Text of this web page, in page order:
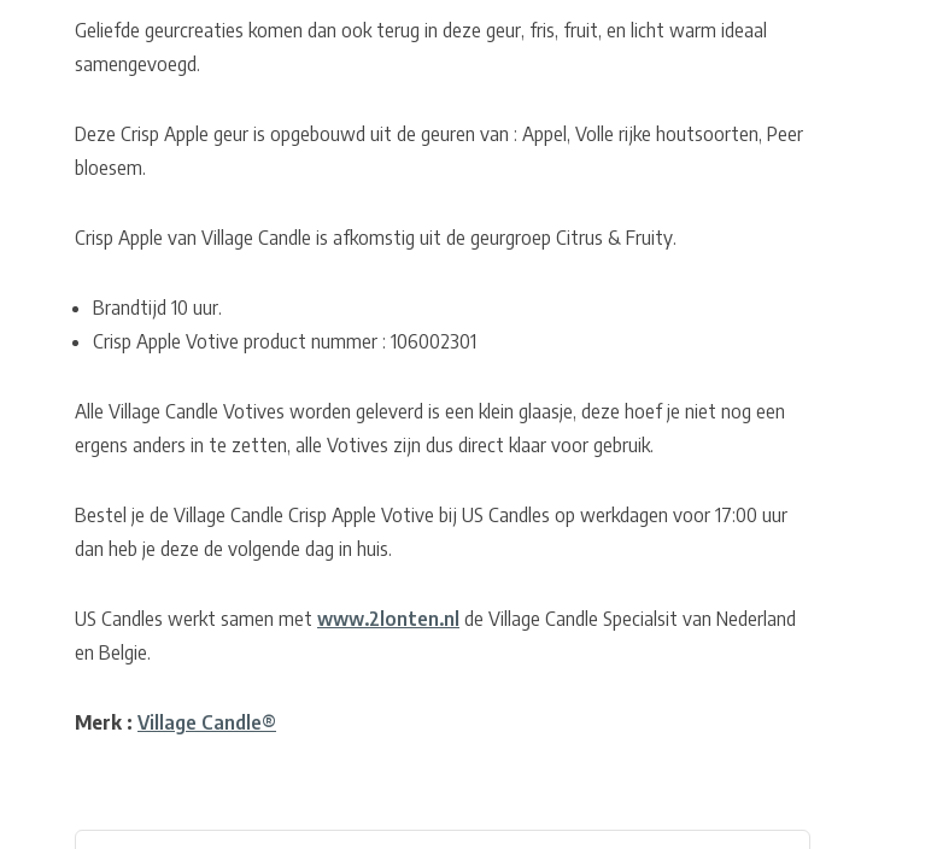
Geliefde geurcreaties komen dan ook terug in deze geur, fris, fruit, en licht warm ideaal
samengevoegd.
Deze Crisp Apple geur is opgebouwd uit de geuren van : Appel, Volle rijke houtsoorten, Peer
bloesem.
Crisp Apple van Village Candle is afkomstig uit de geurgroep Citrus & Fruity.
Brandtijd 10 uur.
Crisp Apple Votive product nummer : 106002301
Alle Village Candle Votives worden geleverd is een klein glaasje, deze hoef je niet nog een
ergens anders in te zetten, alle Votives zijn dus direct klaar voor gebruik.
Bestel je de Village Candle Crisp Apple Votive bij US Candles op werkdagen voor 17:00 uur
dan heb je deze de volgende dag in huis.
US Candles werkt samen met www.2lonten.nl de Village Candle Specialsit van Nederland
en Belgie.
Merk : Village Candle®